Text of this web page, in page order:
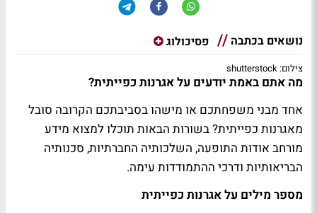
נושאים בכתבה פסיכולוג
צילום: shutterstock
מה אתם באמת יודעים על אגרנות כפייתית?
אחד מבני משפחתכם או מישהו בסביבתכם הקרובה סובל
מאגרנות כפייתית? בשורות הבאות תוכלו למצוא מידע
מורחב אודות התופעה, השלכותיה החברתיות, סכנותיה
הבריאותיות ודרכי ההתמודדות עימה.
מספר מילים על אגרנות כפייתית